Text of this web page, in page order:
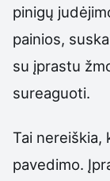
pinigų
painios,
su įprastu
sureaguoti.
Tai nereiškia,
pavedimo.